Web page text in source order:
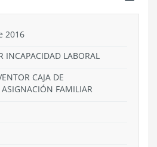
2016
INCAPACIDAD LABORAL
CAJA DE
FAMILIAR